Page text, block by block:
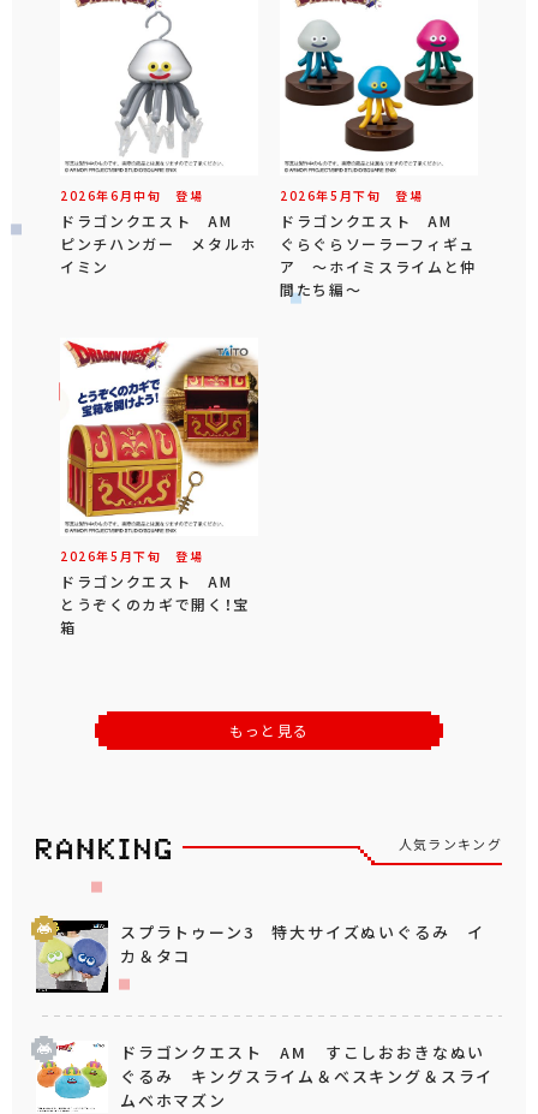
2026年6 月中旬 登場
ドラゴンクエスト AM
ピンチハンガー メタルホ
イミン
2026年5 月下旬 登場
ドラゴンクエスト AM
ぐらぐらソーラーフィギュ
ア ～ホイミスライムと仲
間たち編～
2026年5 月下旬 登場
ドラゴンクエスト AM
とうぞくのカギで開く！宝
箱
もっと見る
人気ランキング
スプラトゥーン3 特大サイズぬいぐるみ イ
カ＆タコ
ドラゴンクエスト AM すこしおおきなぬい
ぐるみ キングスライム＆ベスキング＆スライ
ムベホマズン